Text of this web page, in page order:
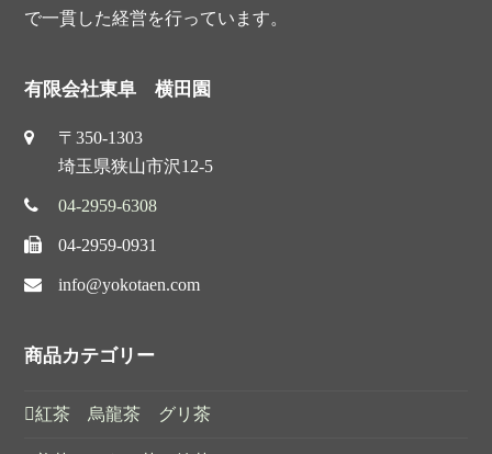
で一貫した経営を行っています。
有限会社東阜 横田園
〒350-1303
埼玉県狭山市沢12-5
04-2959-6308
04-2959-0931
info@yokotaen.com
商品カテゴリー
紅茶 烏龍茶 グリ茶